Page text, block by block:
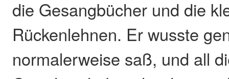
die Gesangbücher und die
Rückenlehnen. Er wusste
normalerweise saß, und all